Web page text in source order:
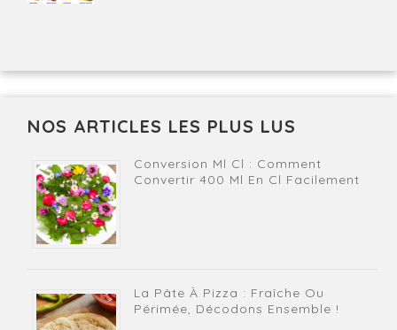
NOS ARTICLES LES PLUS LUS
Conversion Ml Cl : Comment
Convertir 400 Ml En Cl Facilement
La Pâte À Pizza : Fraîche Ou
Périmée, Décodons Ensemble !